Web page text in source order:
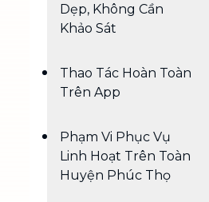
Dẹp, Không Cần
Khảo Sát
Thao Tác Hoàn Toàn
Trên App
Phạm Vi Phục Vụ
Linh Hoạt Trên Toàn
Huyện Phúc Thọ